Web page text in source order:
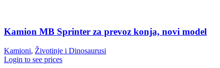
Kamion MB Sprinter za prevoz konja, novi model
Kamioni, Životinje i Dinosaurusi
Login to see prices